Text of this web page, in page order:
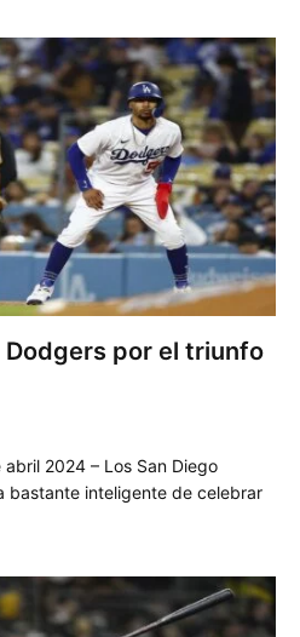
Dodgers por el triunfo
2024 – Los San Diego
bastante inteligente de celebrar